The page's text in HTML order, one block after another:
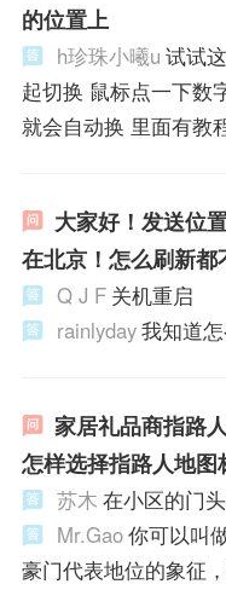
的位置上
h珍珠小曦u 试试
起切换 鼠标点一下数
就会自动换 里面有教
大家好！发送位
在北京！怎么刷新都
Q J F 关机重启
rainlyday我知道
家居礼品商指路
怎样选择指路人地图
苏木 在小区的门
Mr.Gao你可以叫
豪门代表地位的象征